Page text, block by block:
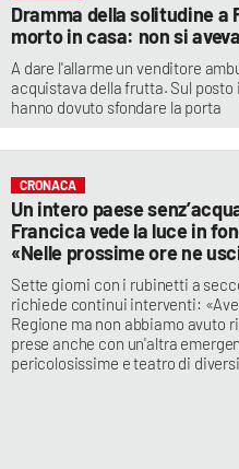
Dramma della solitudine
morto in casa: non si
A dare l'allarme un venditore
acquistava della frutta. Sul
hanno dovuto sfondare la porta
CRONACA
Un intero paese
Francica vede la luce in
«Nelle prossime ore ne
Sette giorni con i rubinetti a
richiede continui interventi:
Regione ma non abbiamo avuto
prese anche con un'altra
pericolosissime e teatro di